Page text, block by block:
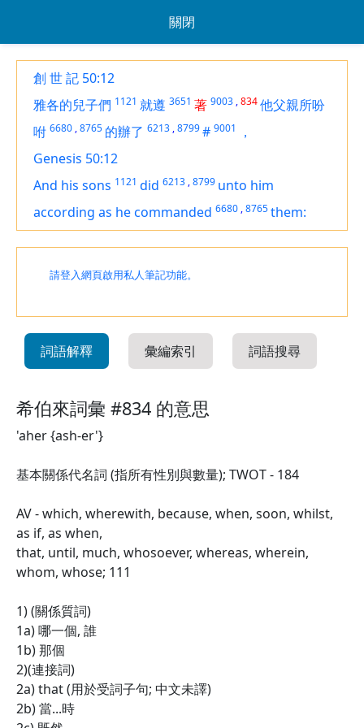
關閉
創 世 記 50:12
雅各的兒子們 1121 就遵 3651 著 9003 ,834他父親所吩
咐 6680 ,8765 的辦了 6213 ,8799# 9001
，
Genesis 50:12
And his sons 1121 did 6213 ,8799 unto him
according as he commanded 6680 ,8765them:
請登入網頁啟用私人筆記功能。
詞語解釋 彙編索引 詞語搜尋
希伯來詞彙 #834 的意思
'aher {ash-er'}
基本關係代名詞 (指所有性別與數量); TWOT - 184
AV - which, wherewith, because, when, soon, whilst,
as if, as when,
that, until, much, whosoever, whereas, wherein,
whom, whose; 111
1) (關係質詞)
1a) 哪一個, 誰
1b) 那個
2)(連接詞)
2a) that (用於受詞子句; 中文未譯)
2b) 當...時